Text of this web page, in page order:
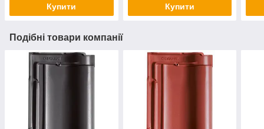
Купити Купити
Подібні товари компанії